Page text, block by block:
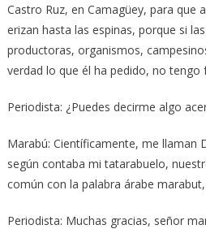
Castro Ruz, en Camagüey, para que
erizan hasta las espinas, porque si
productoras, organismos,
verdad lo que él ha pedido, no tengo
Periodista: ¿Puedes decirme algo
Marabú: Científicamente, me llaman
según contaba mi tatarabuelo,
común con la palabra árabe
Periodista: Muchas gracias, señor